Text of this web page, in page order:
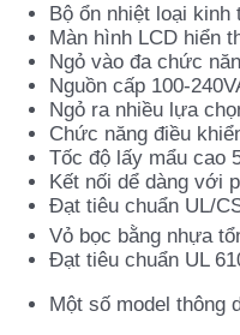
Bộ ổn nhiệt loại
Màn hình LCD hiển
Ngỏ vào đa chức
Nguồn cấp 100-
Ngỏ ra nhiều lựa
Chức năng điều
Tốc độ lấy mẩu cao
Kết nối dể dàng với
Đạt tiêu chuẩn UL/
Vỏ bọc bằng nhựa
Đạt tiêu chuẩn UL
Một số model thông